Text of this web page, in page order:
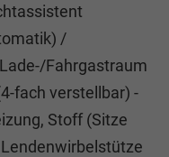
/
Fahrgastraum
fach verstellbar) -
Stoff (Sitze